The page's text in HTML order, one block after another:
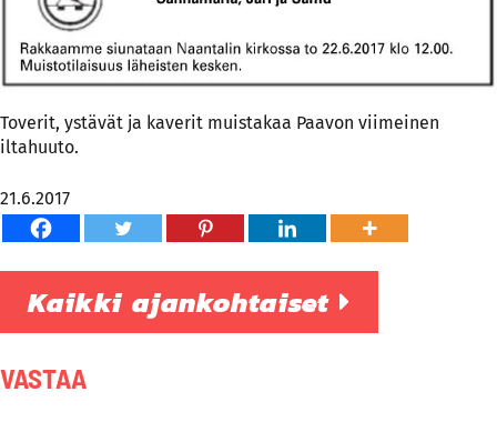
Toverit, ystävät ja kaverit muistakaa Paavon viimeinen
iltahuuto.
21.6.2017
Kaikki ajankohtaiset
VASTAA